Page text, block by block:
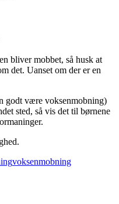
bliver mobbet, så husk at
det. Uanset om der er en
godt være voksenmobning)
sted, så vis det til børnene
voksenmobning